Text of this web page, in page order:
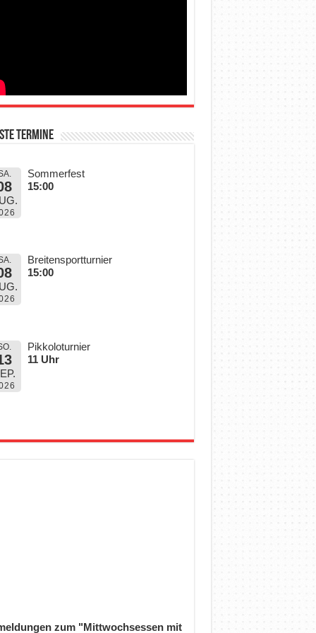
Termine
Sommerfest
15:00
Breitensportturnier
15:00
Pikkoloturnier
11 Uhr
zum "Mittwochsessen mit